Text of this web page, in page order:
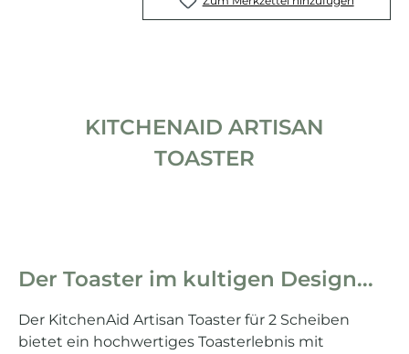
KITCHENAID ARTISAN
TOASTER
Der Toaster im kultigen Design...
Der KitchenAid Artisan Toaster für 2 Scheiben
bietet ein hochwertiges Toasterlebnis mit